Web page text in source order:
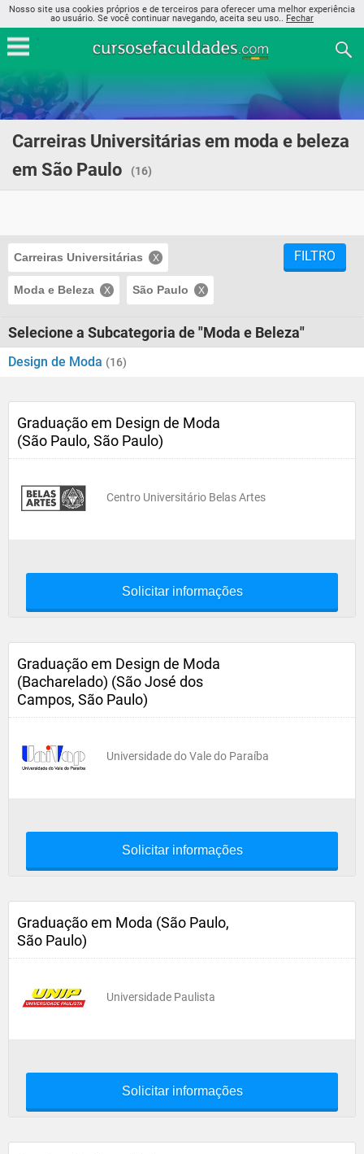
Nosso site usa cookies próprios e de terceiros para oferecer uma melhor experiência
ao usuário. Se você continuar navegando, aceita seu uso.. Fechar
Carreiras Universitárias em moda e beleza
em São Paulo
(16)
Carreiras Universitárias
Moda e Beleza São Paulo
FILTRO
Selecione a Subcategoria de "Moda e Beleza"
Design de Moda (16)
Graduação em Design de Moda
(São Paulo, São Paulo)
Centro Universitário Belas Artes
Solicitar informações
Graduação em Design de Moda
(Bacharelado) (São José dos
Campos, São Paulo)
Universidade do Vale do Paraíba
Solicitar informações
Graduação em Moda (São Paulo,
São Paulo)
Universidade Paulista
Solicitar informações